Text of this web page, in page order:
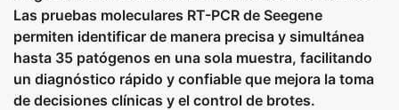
Las pruebas moleculares RT-PCR de Seegene
permiten identificar de manera precisa y simultánea
hasta 35 patógenos en una sola muestra, facilitando
un diagnóstico rápido y confiable que mejora la toma
de decisiones clínicas y el control de brotes.